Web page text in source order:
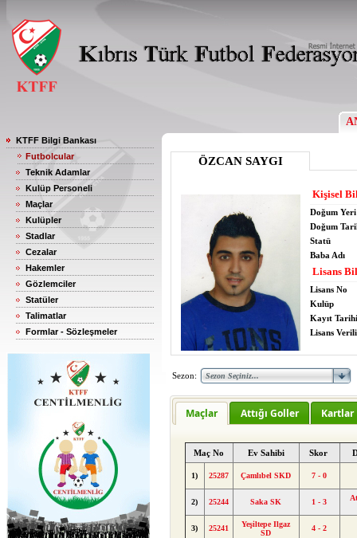
KTFF Bilgi Bankası
Futbolcular
Teknik Adamlar
Kulüp Personeli
Maçlar
Kulüpler
Stadlar
Cezalar
Hakemler
Gözlemciler
Statüler
Talimatlar
Formlar - Sözleşmeler
ÖZCAN SAYGI
Kişisel
Doğum Yeri
Doğum
Statü
Baba Adı
Lisans
Lisans No
Kulüp
Kayıt Tarihi
Lisans
Sezon:
Maçlar Attığı Goller Kartlar
Maç No Ev Sahibi Skor
1) 25287 Çamlıbel SKD 7 - 0
2) 25244 Saka SK 1 - 3
3) 25241
Yeşiltepe Ilgaz
SD
4 - 2